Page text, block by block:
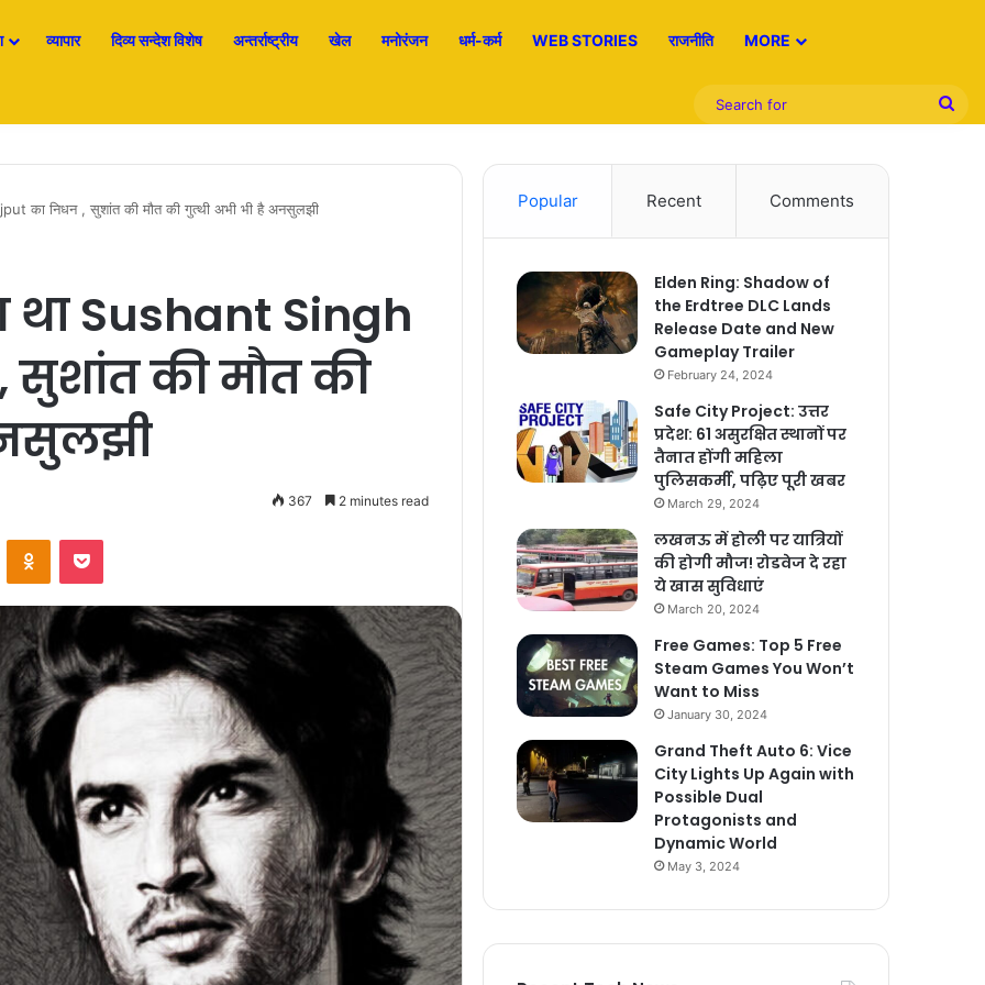
व्यापार दिव्य सन्देश विशेष अन्तर्राष्ट्रीय खेल मनोरंजन धर्म-कर्म WEB STORIES राजनीति MORE
का निधन , सुशांत की मौत की गुत्थी अभी भी है अनसुलझी
Sushant Singh
सुशांत की मौत की
367 2 minutes read
Popular Recent Comments
Elden Ring: Shadow of
the Erdtree DLC Lands
Release Date and New
Gameplay Trailer
February 24, 2024
Safe City Project: उत्तर
प्रदेश: 61 असुरक्षित स्थानों पर
तैनात होंगी महिला
पुलिसकर्मी, पढ़िए पूरी खबर
March 29, 2024
लखनऊ में होली पर यात्रियों
की होगी मौज! रोडवेज दे रहा
ये खास सुविधाएं
March 20, 2024
Free Games: Top 5 Free
Steam Games You Won’t
Want to Miss
January 30, 2024
Grand Theft Auto 6: Vice
City Lights Up Again with
Possible Dual
Protagonists and
Dynamic World
May 3, 2024